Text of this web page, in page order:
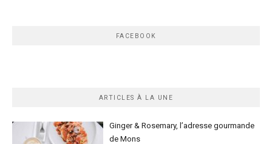
FACEBOOK
ARTICLES À LA UNE
Ginger & Rosemary, l’adresse gourmande
de Mons